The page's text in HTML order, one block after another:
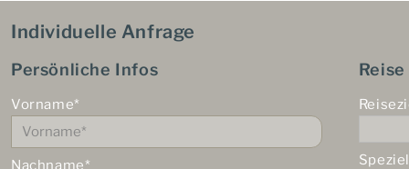
Individuelle Anfrage
Persönliche Infos
Vorname*
Nachname*